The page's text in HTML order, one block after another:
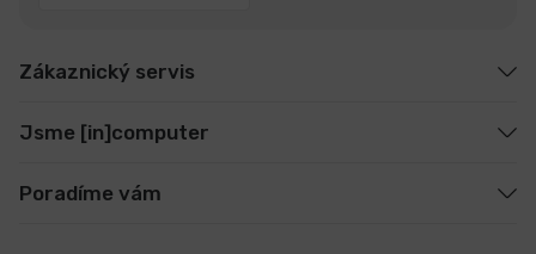
Zákaznický servis
Jsme [in]computer
Poradíme vám